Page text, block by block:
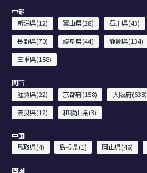
中部
新潟県(12)
富山県(28) 石川県(43)
長野県(70)
岐阜県(44) 静岡県(134)
三重県(158)
関西
滋賀県(22)
京都府(158) 大阪府(638)
奈良県(12)
和歌山県(3)
中国
鳥取県(4)
島根県(1) 岡山県(46)
四国